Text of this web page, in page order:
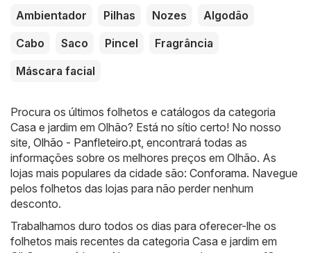
Ambientador
Pilhas Nozes
Algodão
Cabo
Saco Pincel
Fragrância
Máscara facial
Procura os últimos folhetos e catálogos da categoria
Casa e jardim em Olhão? Está no sítio certo! No nosso
site, Olhão - Panfleteiro.pt, encontrará todas as
informações sobre os melhores preços em Olhão. As
lojas mais populares da cidade são: Conforama. Navegue
pelos folhetos das lojas para não perder nenhum
desconto.
Trabalhamos duro todos os dias para oferecer-lhe os
folhetos mais recentes da categoria Casa e jardim em